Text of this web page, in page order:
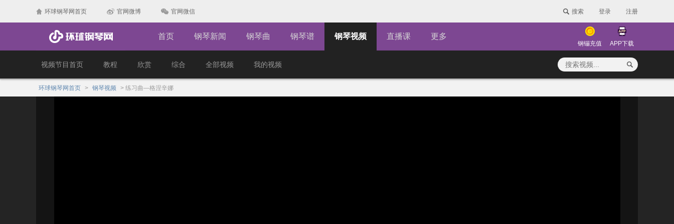
环球钢琴网首页 官网微博 官网微信 搜索 登录 注册
首页 钢琴新闻 钢琴曲 钢琴谱 钢琴视频 直播课 更多
钢镚充值 APP下载
视频节目首页 教程 欣赏 综合 全部视频 我的视频
环球钢琴网首页 > 钢琴视频 > 练习曲—格涅辛娜